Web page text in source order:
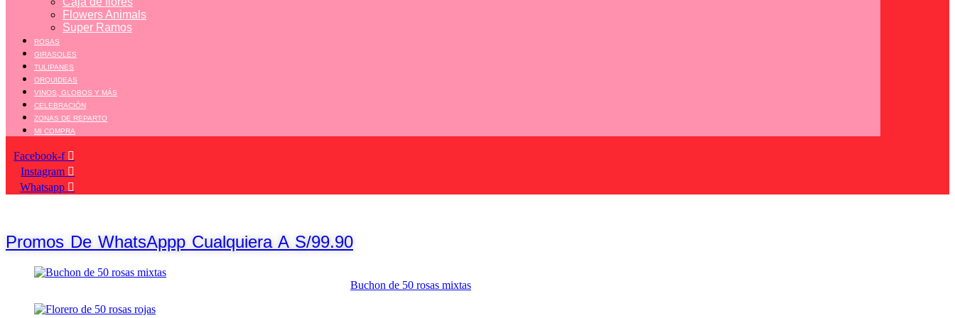
Flowers Animals
Super Ramos
ROSAS
GIRASOLES
TULIPANES
ORQUIDEAS
VINOS, GLOBOS Y MÁS
CELEBRACIÓN
ZONAS DE REPARTO
MI COMPRA
Facebook-f
Instagram
Whatsapp
Promos De WhatsAppp Cualquiera A S/99.90
Buchon de 50 rosas mixtas